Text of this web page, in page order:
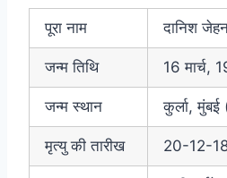
पूरा नाम दानिश
जन्म तिथि 16 मार्च,
जन्म स्थान कुर्ला, मुंबई
मृत्यु की तारीख 20-12-